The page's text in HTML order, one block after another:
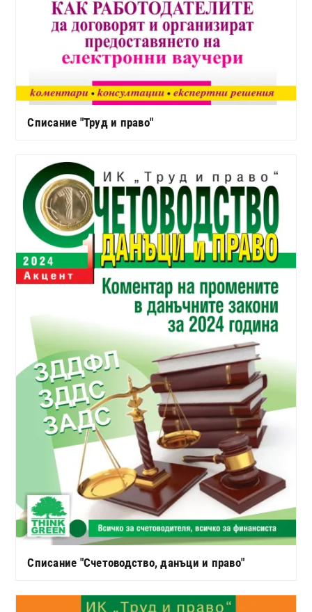
Списание "Труд и право"
Списание "Счетоводство, данъци и право"